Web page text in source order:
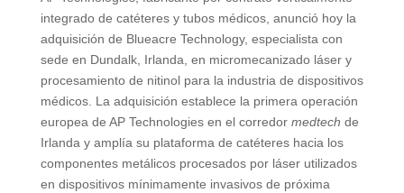
integrado de catéteres y tubos médicos, anunció hoy la
adquisición de Blueacre Technology, especialista con
sede en Dundalk, Irlanda, en micromecanizado láser y
procesamiento de nitinol para la industria de dispositivos
médicos. La adquisición establece la primera operación
europea de AP Technologies en el corredor medtech de
Irlanda y amplía su plataforma de catéteres hacia los
componentes metálicos procesados por láser utilizados
en dispositivos mínimamente invasivos de próxima